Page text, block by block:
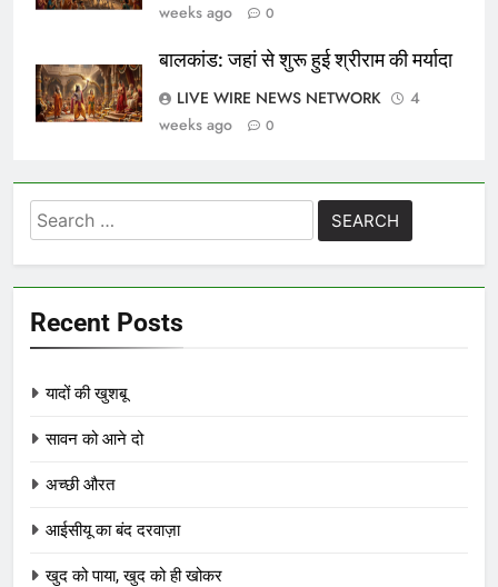
weeks ago
0
बालकांड: जहां से शुरू हुई श्रीराम की मर्यादा
LIVE WIRE NEWS NETWORK
4
weeks ago
0
Search
for:
Recent Posts
यादों की खुशबू
सावन को आने दो
अच्छी औरत
आईसीयू का बंद दरवाज़ा
खुद को पाया, खुद को ही खोकर